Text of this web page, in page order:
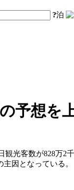
?泊
予想を
観光客数が828
因となっている。